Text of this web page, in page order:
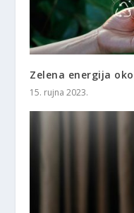
Zelena energija
15. rujna 2023.